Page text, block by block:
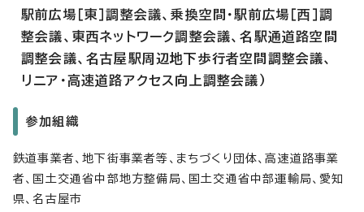
駅前広場［東］調整会議、乗換空間・駅前広場［西］調
整会議、東西ネットワーク調整会議、名駅通道路空間
調整会議、名古屋駅周辺地下歩行者空間調整会議、
リニア・高速道路アクセス向上調整会議）
参加組織
鉄道事業者、地下街事業者等、まちづくり団体、高速道路事業
者、国土交通省中部地方整備局、国土交通省中部運輸局、愛知
県、名古屋市